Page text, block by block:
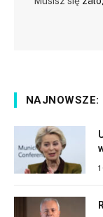
NAJNOWSZE: